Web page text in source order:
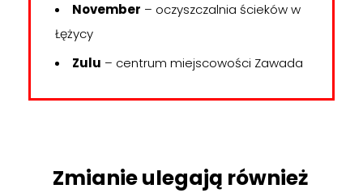
November – oczyszczalnia ścieków w
Łężycy
Zulu – centrum miejscowości Zawada
Zmianie ulegają również